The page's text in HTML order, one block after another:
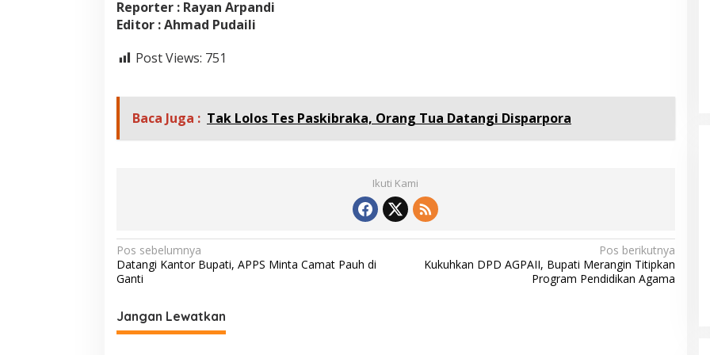
g
a
l
Reporter : Rayan Arpandi
Editor : Ahmad Pudaili
Post Views: 751
Baca Juga : Tak Lolos Tes Paskibraka, Orang Tua Datangi Disparpora
Ikuti Kami
N
a
i
g
Pos sebelumnya
Datangi Kantor Bupati, APPS Minta Camat Pauh di
Ganti
Pos berikutnya
Kukuhkan DPD AGPAII, Bupati Merangin Titipkan
Program Pendidikan Agama
Jangan Lewatkan
Masyarakat Dusun Daya Murni
Kompak Dukungan Jumiwan Aguza
– Maidani
Di Politik, Titik Bungo | 9 Oktober 2024